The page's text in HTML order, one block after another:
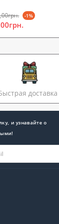
-1%
доставка
и узнавайте о